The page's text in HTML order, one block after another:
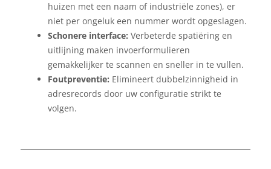
huizen met een naam of industriële zones), er
niet per ongeluk een nummer wordt opgeslagen.
Schonere interface: Verbeterde spatiëring en
uitlijning maken invoerformulieren
gemakkelijker te scannen en sneller in te vullen.
Foutpreventie: Elimineert dubbelzinnigheid in
adresrecords door uw configuratie strikt te
volgen.